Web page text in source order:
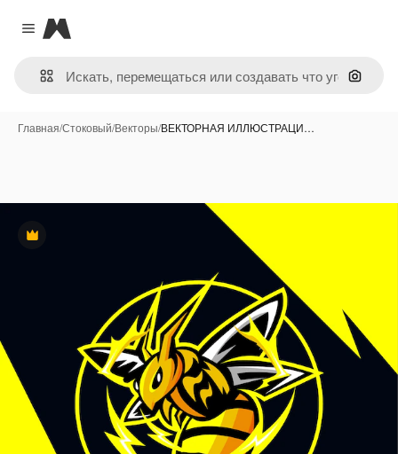
Close menu
Magnific
Поиск
Главная/Стоковый/Векторы/ВЕКТОРНАЯ ИЛЛЮСТРАЦИ…
Премиум